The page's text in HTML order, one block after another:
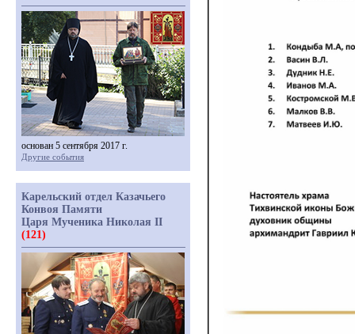
основан 5 сентября 2017 г.
Другие события
Карельский отдел Казачьего
Конвоя Памяти
Царя Мученика Николая II
(121)